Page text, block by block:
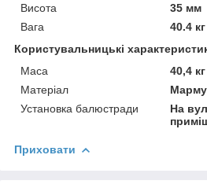
Висота
35 мм
Вага
40.4 кг
Користувальницькі
Маса
40,4 кг
Матеріал
Установка балюстради
На
Приховати